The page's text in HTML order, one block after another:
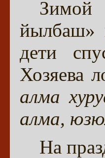
Зимой
йылбаш»
дети
Хозяева
алма
алма,
На